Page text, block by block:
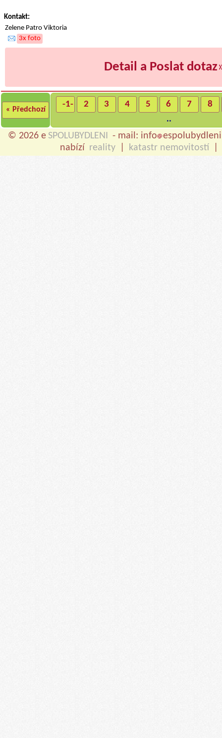
Kontakt:
Zelene Patro Viktoria
3x foto
Detail a Poslat dotaz
« Předchozí
-1- 2 3 4 5 6 7
8
..
© 2026 e SPOLUBYDLENI - mail: info
nabízí reality katastr nemovitostí